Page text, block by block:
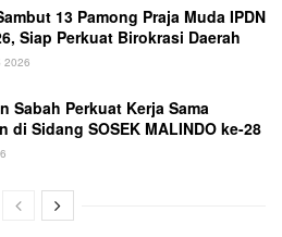
13 Pamong Praja Muda IPDN
Siap Perkuat Birokrasi Daerah
2026
Sabah Perkuat Kerja Sama
di Sidang SOSEK MALINDO ke-28